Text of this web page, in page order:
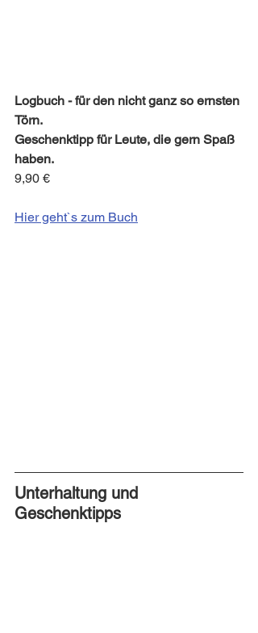
Logbuch - für den nicht ganz so ernsten
Törn.
Geschenktipp für Leute, die gern Spaß
haben.
9,90 €
Hier geht`s zum Buch
Unterhaltung und
Geschenktipps